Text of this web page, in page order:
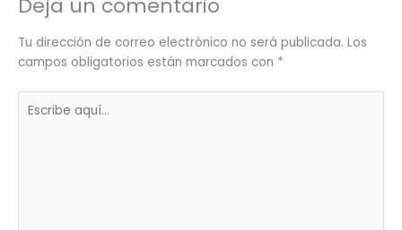
Deja un comentario
Tu dirección de correo electrónico no será publicada. Los
campos obligatorios están marcados con *
aquí...